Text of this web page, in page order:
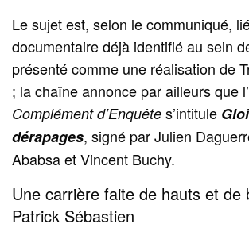
Le sujet est, selon le communiqué,
documentaire déjà identifié au sein
présenté comme une réalisation de
; la chaîne annonce par ailleurs que
Complément d’Enquête s’intitule
dérapages, signé par Julien
Ababsa et Vincent Buchy.
Une carrière faite de hauts et de
Patrick Sébastien